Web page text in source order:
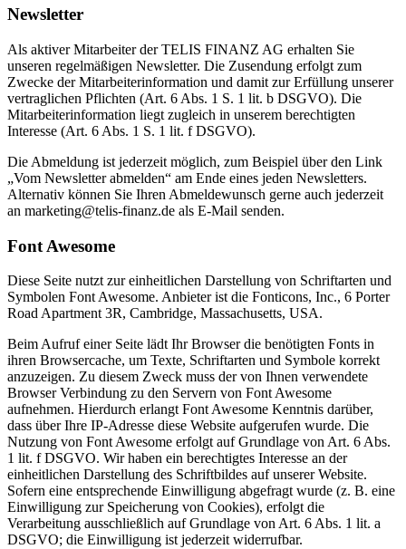
Newsletter
Als aktiver Mitarbeiter der TELIS FINANZ AG erhalten Sie
unseren regelmäßigen Newsletter. Die Zusendung erfolgt zum
Zwecke der Mitarbeiterinformation und damit zur Erfüllung unserer
vertraglichen Pflichten (Art. 6 Abs. 1 S. 1 lit. b DSGVO). Die
Mitarbeiterinformation liegt zugleich in unserem berechtigten
Interesse (Art. 6 Abs. 1 S. 1 lit. f DSGVO).
Die Abmeldung ist jederzeit möglich, zum Beispiel über den Link
„Vom Newsletter abmelden“ am Ende eines jeden Newsletters.
Alternativ können Sie Ihren Abmeldewunsch gerne auch jederzeit
an marketing@telis-finanz.de als E-Mail senden.
Font Awesome
Diese Seite nutzt zur einheitlichen Darstellung von Schriftarten und
Symbolen Font Awesome. Anbieter ist die Fonticons, Inc., 6 Porter
Road Apartment 3R, Cambridge, Massachusetts, USA.
Beim Aufruf einer Seite lädt Ihr Browser die benötigten Fonts in
ihren Browsercache, um Texte, Schriftarten und Symbole korrekt
anzuzeigen. Zu diesem Zweck muss der von Ihnen verwendete
Browser Verbindung zu den Servern von Font Awesome
aufnehmen. Hierdurch erlangt Font Awesome Kenntnis darüber,
dass über Ihre IP-Adresse diese Website aufgerufen wurde. Die
Nutzung von Font Awesome erfolgt auf Grundlage von Art. 6 Abs.
1 lit. f DSGVO. Wir haben ein berechtigtes Interesse an der
einheitlichen Darstellung des Schriftbildes auf unserer Website.
Sofern eine entsprechende Einwilligung abgefragt wurde (z. B. eine
Einwilligung zur Speicherung von Cookies), erfolgt die
Verarbeitung ausschließlich auf Grundlage von Art. 6 Abs. 1 lit. a
DSGVO; die Einwilligung ist jederzeit widerrufbar.